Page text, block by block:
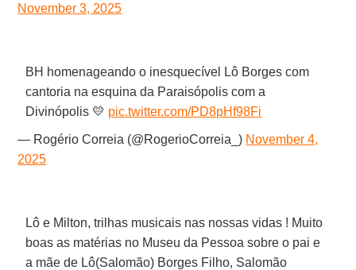
November 3, 2025
BH homenageando o inesquecível Lô Borges com
cantoria na esquina da Paraisópolis com a
Divinópolis 💛 pic.twitter.com/PD8pHf98Fi
— Rogério Correia (@RogerioCorreia_) November 4,
2025
Lô e Milton, trilhas musicais nas nossas vidas ! Muito
boas as matérias no Museu da Pessoa sobre o pai e
a mãe de Lô(Salomão) Borges Filho, Salomão